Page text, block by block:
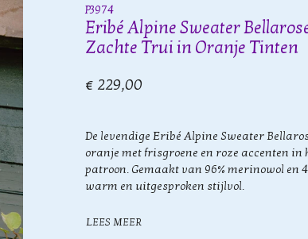
P3974
Eribé Alpine Sweater
Zachte Trui in Oranje Tinten
€ 229,00
De levendige Eribé Alpine Sweater
oranje met frisgroene en roze accenten
patroon. Gemaakt van 96% merinowol en
warm en uitgesproken stijlvol.
LEES MEER